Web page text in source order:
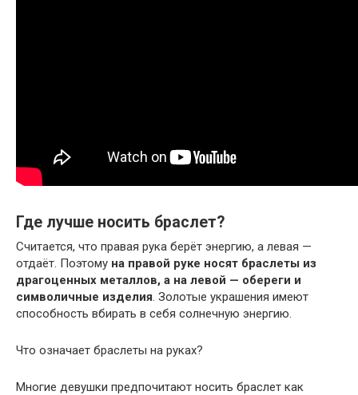
Где лучше носить браслет?
Считается, что правая рука берёт энергию, а левая —
отдаёт. Поэтому на правой руке носят браслеты из
драгоценных металлов, а на левой — обереги и
символичные изделия. Золотые украшения имеют
способность вбирать в себя солнечную энергию.
Что означает браслеты на руках?
Многие девушки предпочитают носить браслет как